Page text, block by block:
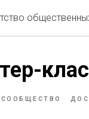
СООБЩЕСТВО